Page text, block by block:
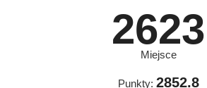
2623
Miejsce
Punkty: 2852.8